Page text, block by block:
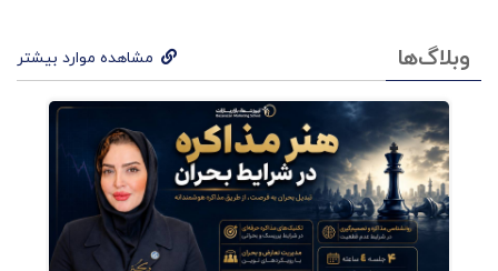
وبلاگ‌ها مشاهده موارد بیشتر